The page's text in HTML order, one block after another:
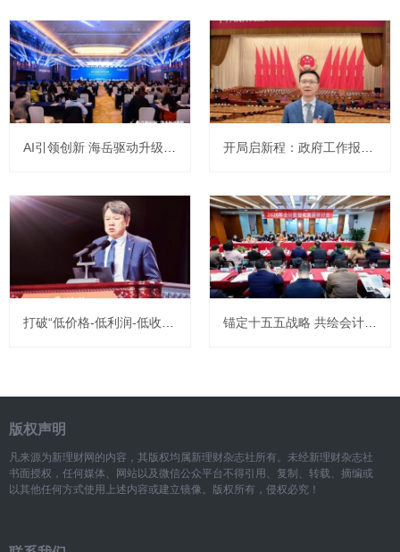
版权声明
凡来源为新理财网的内容，其版权均属新理财杂志社所有。未经新理财杂志社
书面授权，任何媒体、网站以及微信公众平台不得引用、复制、转载、摘编或
以其他任何方式使用上述内容或建立镜像。版权所有，侵权必究！